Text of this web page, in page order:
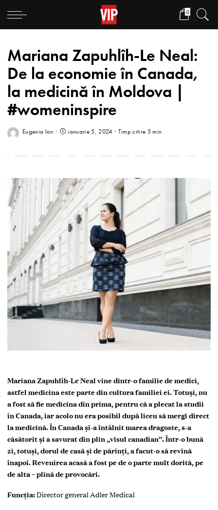
0
Mariana Zapuhlîh-Le Neal:
De la economie în Canada,
la medicină în Moldova |
#womeninspire
Eugenia Ion ianuarie 5, 2024 Timp citire 5 min
Mariana Zapuhlîh-Le Neal vine dintr-o familie de medici,
astfel medicina este parte din cultura familiei ei. Totuși, nu
a fost să fie medicina din prima, pentru că a plecat la studii
în Canada, iar acolo nu era posibil după liceu să mergi direct
la medicină. În Canada și-a întâlnit marea dragoste, s-a
căsătorit și a savurat din plin „visul canadian”. Într-o bună
zi, totuși, dorul de casă și de părinți, a facut-o să revină
înapoi. Revenirea acasă a fost pe de o parte mult dorită, pe
de alta – plină de provocări.
Funcția:Director general Adler Medical